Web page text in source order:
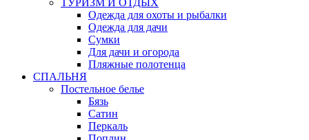
ТУРИЗМ И ОТДЫХ
Одежда для охоты и рыбалки
Одежда для дачи
Сумки
Для дачи и огорода
Пляжные полотенца
СПАЛЬНЯ
Постельное белье
Бязь
Сатин
Перкаль